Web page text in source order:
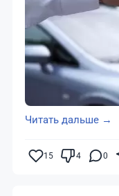
Читать дальше →
15 4 0